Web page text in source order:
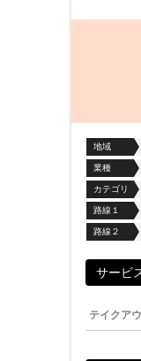
地域
業種
カテゴリ
路線１
路線２
サービ
テイクア